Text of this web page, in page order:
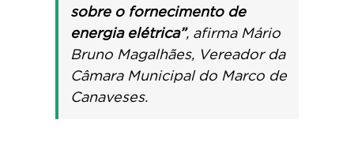
sobre o fornecimento de
energia elétrica”, afirma Mário
Bruno Magalhães, Vereador da
Câmara Municipal do Marco de
Canaveses.